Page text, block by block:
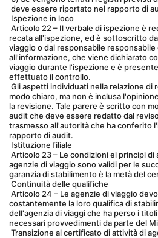
deve essere riportato nel rapporto di
Ispezione in loco
recata all'ispezione, ed è sottoscritto
viaggio o dal responsabile
all'informazione, che viene dichiarato
viaggio durante l'ispezione e è
effettuato il controllo.
modo chiaro, ma non è inclusa
la revisione. Tale parere è scritto con
audit che deve essere redatto dal
trasmesso all'autorità che ha conferito
rapporto di audit.
Istituzione filiale
agenzie di viaggio sono validi per le
garanzia di stabilimento è la metà del
Continuità delle qualifiche
costantemente la loro qualifica di
dell'agenzia di viaggi che ha perso i
necessari provvedimenti da parte del
Transizione al certificato di attività di